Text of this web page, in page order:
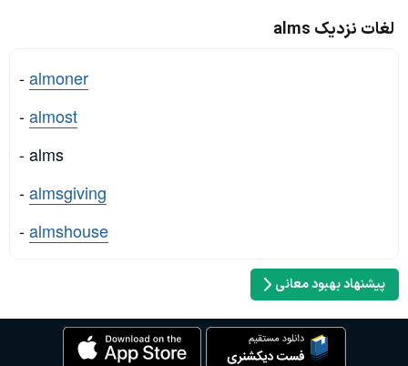
لغات نزدیک alms
-almoner
-almost
- alms
-almsgiving
-almshouse
پیشنهاد بهبود معانی